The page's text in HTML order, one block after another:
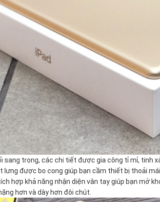
sang trọng, các chi tiết được gia công tỉ mỉ, tinh
lưng được bo cong giúp bạn cầm thiết bị thoải
hợp khả năng nhận diện vân tay giúp bạn mở
hơn và dày hơn đôi chút.